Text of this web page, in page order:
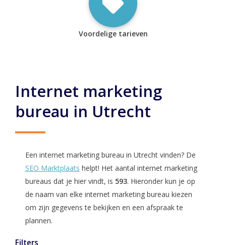
Voordelige tarieven
Internet marketing
bureau in Utrecht
Een internet marketing bureau in Utrecht vinden? De
SEO Marktplaats helpt! Het aantal internet marketing
bureaus dat je hier vindt, is 593. Hieronder kun je op
de naam van elke internet marketing bureau kiezen
om zijn gegevens te bekijken en een afspraak te
plannen.
Filters